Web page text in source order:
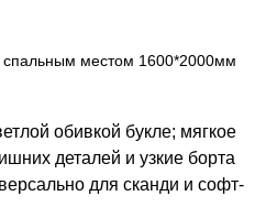
спальным местом 1600*2000мм
обивкой букле; мягкое
деталей и узкие борта
для сканди и софт-